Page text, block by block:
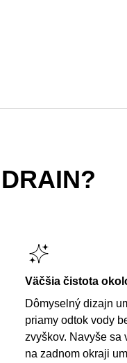
Väčšia čistota
Dômyselný dizajn
priamy odtok vody
zvyškov. Navyše sa
na zadnom okraji